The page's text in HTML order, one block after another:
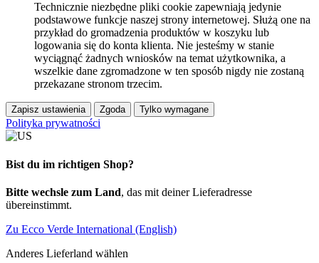
Technicznie niezbędne pliki cookie zapewniają jedynie
podstawowe funkcje naszej strony internetowej. Służą one na
przykład do gromadzenia produktów w koszyku lub
logowania się do konta klienta. Nie jesteśmy w stanie
wyciągnąć żadnych wniosków na temat użytkownika, a
wszelkie dane zgromadzone w ten sposób nigdy nie zostaną
przekazane stronom trzecim.
Zapisz ustawienia Zgoda Tylko wymagane
Polityka prywatności
Bist du im richtigen Shop?
Bitte wechsle zum Land, das mit deiner Lieferadresse
übereinstimmt.
Zu Ecco Verde International (English)
Anderes Lieferland wählen